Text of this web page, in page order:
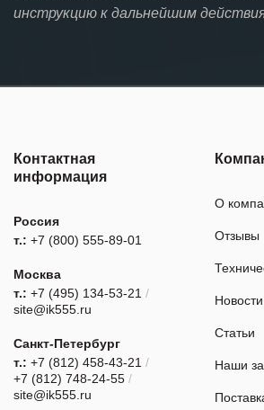
инструкцию к дальнейшим
Контактная
информация
Россия
т.: +7 (800) 555-89-01
Москва
т.: +7 (495) 134-53-21 /
site@ik555.ru
Санкт-Петербург
т.: +7 (812) 458-43-21 /
+7 (812) 748-24-55 /
site@ik555.ru
О
Отзывы
Новости
Статьи
Наши